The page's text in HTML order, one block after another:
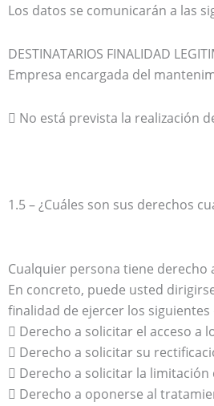
Los datos se comunicarán a las
DESTINATARIOS FINALIDAD
Empresa encargada del
 No está prevista la realización
1.5 – ¿Cuáles son sus derechos
Cualquier persona tiene
En concreto, puede usted
finalidad de ejercer los siguientes
 Derecho a solicitar el acceso a
 Derecho a solicitar su
 Derecho a solicitar la
 Derecho a oponerse al